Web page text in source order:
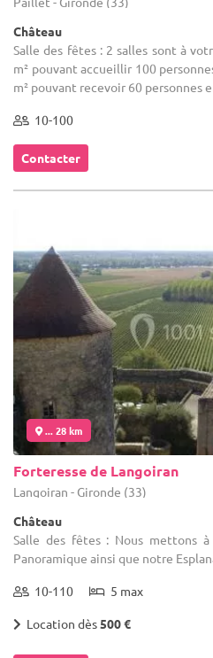
Château
Salle des fêtes : 2 salles sont à
m² pouvant accueillir 100
m² pouvant recevoir 60 personnes
10-100
Contacter
... 28 km
Forteresse de Langoiran
Langoiran - Gironde (33)
Château
Salle des fêtes : Nous mettons
Panoramique ainsi que notre
10-110 5 max
Location dès500 €